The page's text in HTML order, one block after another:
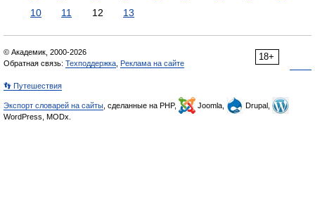
10
11 12 13
18+
© Академик, 2000-2026
Обратная связь: Техподдержка Реклама на сайте
👣 Путешествия
Экспорт словарей на сайты , сделанные на PHP, Joomla,
Drupal,
WordPress, MODx.